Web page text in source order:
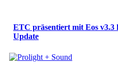
ETC präsentiert mit Eos v3.3
Update